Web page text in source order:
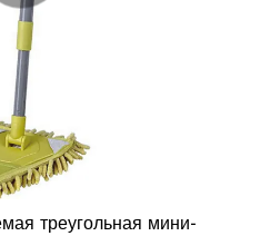
треугольная мини-